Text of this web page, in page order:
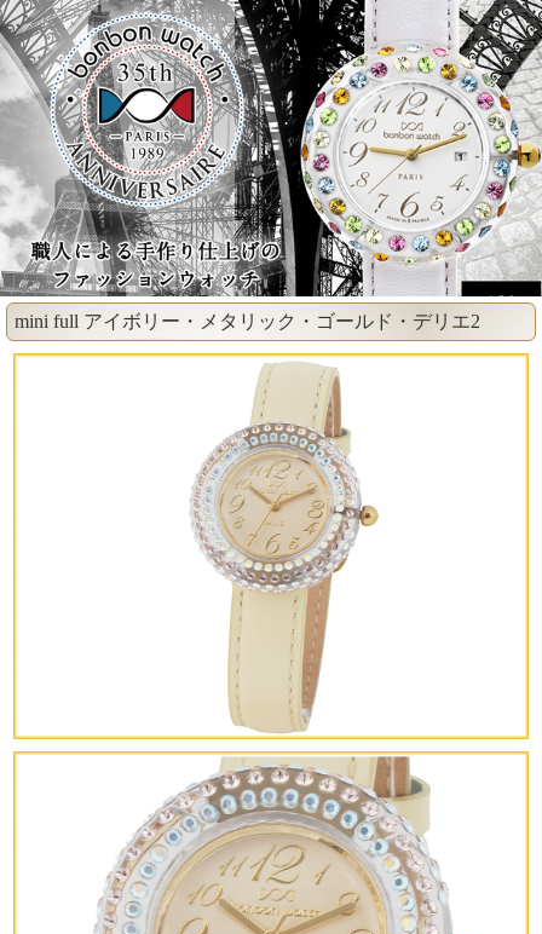
mini full アイボリー・メタリック・ゴールド・デリエ2